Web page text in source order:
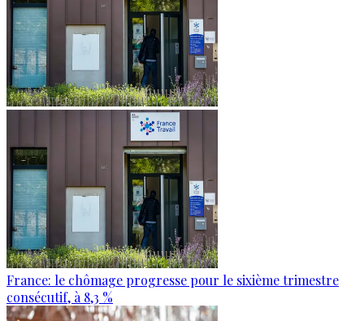
France: le chômage progresse pour le sixième trimestre
consécutif, à 8,3 %